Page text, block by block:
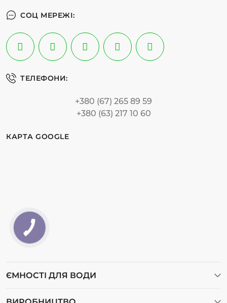
СОЦ МЕРЕЖІ:
ТЕЛЕФОНИ:
+380 (67) 265 89 59
+380 (63) 217 10 60
КАРТА GOOGLE
ЄМНОСТІ ДЛЯ ВОДИ